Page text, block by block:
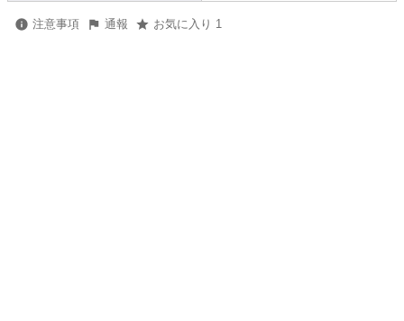
注意事項 通報 お気に入り 1